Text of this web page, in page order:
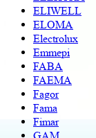
ELIWELL
ELOMA
Electrolux
Emmepi
FABA
FAEMA
Fagor
Fama
Fimar
GAM